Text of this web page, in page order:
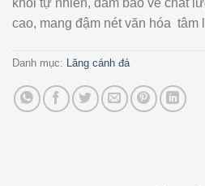
cao, mang đậm nét văn hóa tâm
Danh mục: Lăng cánh đá